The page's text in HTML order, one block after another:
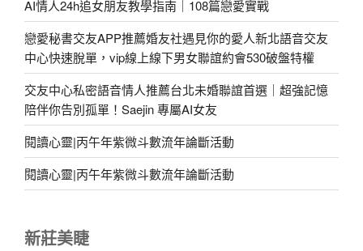
AI情人24h追女朋友教學指南｜108篇戀愛實戰
戀愛秘書交友APP推薦婚友社遇見你的愛人新北語音交友
中心快速脫單，vip線上線下男女聯誼約會530破盤特權
交友中心私密語音情人推薦台北未婚聯誼首選｜超強記憶
陪伴你告別孤單！Saejin 專屬AI女友
閱讀心靈|丙午年紫微斗數流年論斷活動
閱讀心靈|丙午年紫微斗數流年論斷活動
新莊美睫